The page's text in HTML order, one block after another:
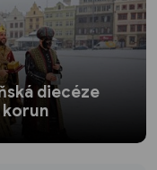
diecéze
korun